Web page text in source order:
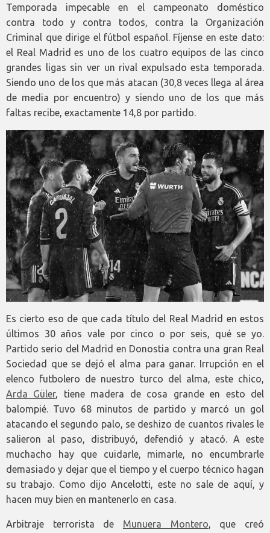
Temporada impecable en el campeonato doméstico
contra todo y contra todos, contra la Organización
Criminal que dirige el fútbol español. Fíjense en este dato:
el Real Madrid es uno de los cuatro equipos de las cinco
grandes ligas sin ver un rival expulsado esta temporada.
Siendo uno de los que más atacan (30,8 veces llega al área
de media por encuentro) y siendo uno de los que más
faltas recibe, exactamente 14,8 por partido.
Es cierto eso de que cada título del Real Madrid en estos
últimos 30 años vale por cinco o por seis, qué se yo.
Partido serio del Madrid en Donostia contra una gran Real
Sociedad que se dejó el alma para ganar. Irrupción en el
elenco futbolero de nuestro turco del alma, este chico,
Arda Güler, tiene madera de cosa grande en esto del
balompié. Tuvo 68 minutos de partido y marcó un gol
atacando el segundo palo, se deshizo de cuantos rivales le
salieron al paso, distribuyó, defendió y atacó. A este
muchacho hay que cuidarle, mimarle, no encumbrarle
demasiado y dejar que el tiempo y el cuerpo técnico hagan
su trabajo. Como dijo Ancelotti, este no sale de aquí, y
hacen muy bien en mantenerlo en casa.
Arbitraje terrorista de Munuera Montero, que creó